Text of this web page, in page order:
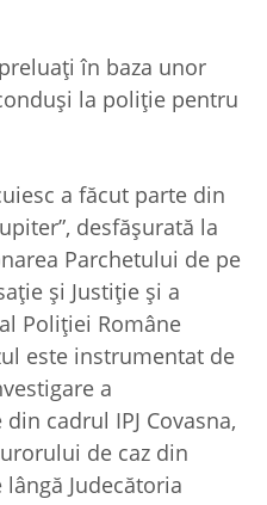
în baza unor
la poliție pentru
a făcut parte din
desfășurată la
Parchetului de pe
și Justiție și a
Poliției Române
este instrumentat de
a
cadrul IPJ Covasna,
de caz din
Judecătoria